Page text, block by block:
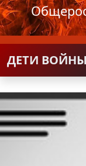
ДЕТИ ВОЙНЫ